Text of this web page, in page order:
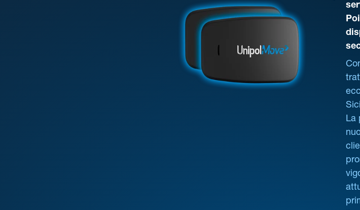
La